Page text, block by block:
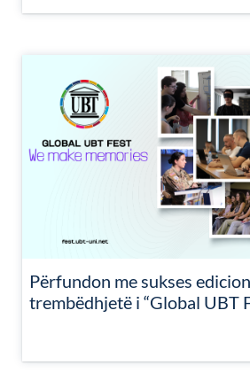
Përfundon me sukses
trembëdhjetë i “Global UBT